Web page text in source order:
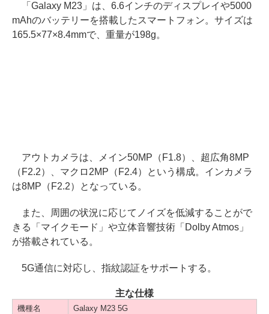
「Galaxy M23」は、6.6インチのディスプレイや5000
mAhのバッテリーを搭載したスマートフォン。サイズは
165.5×77×8.4mmで、重量が198g。
アウトカメラは、メイン50MP（F1.8）、超広角8MP
（F2.2）、マクロ2MP（F2.4）という構成。インカメラ
は8MP（F2.2）となっている。
また、周囲の状況に応じてノイズを低減することがで
きる「マイクモード」や立体音響技術「Dolby Atmos」
が搭載されている。
5G通信に対応し、指紋認証をサポートする。
主な仕様
機種名 Galaxy M23 5G